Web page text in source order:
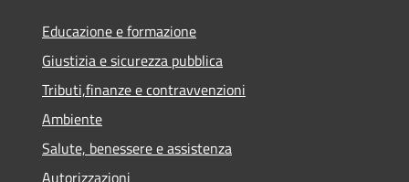
Educazione e formazione
Giustizia e sicurezza pubblica
Tributi,finanze e contravvenzioni
Ambiente
Salute, benessere e assistenza
Autorizzazioni